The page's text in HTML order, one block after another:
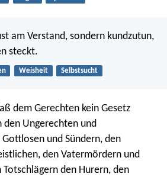
am Verstand, sondern kundzutun,
steckt.
Weisheit Selbstsucht
dem Gerechten kein Gesetz
den Ungerechten und
und Sündern, den
den Vatermördern und
den Hurern, den